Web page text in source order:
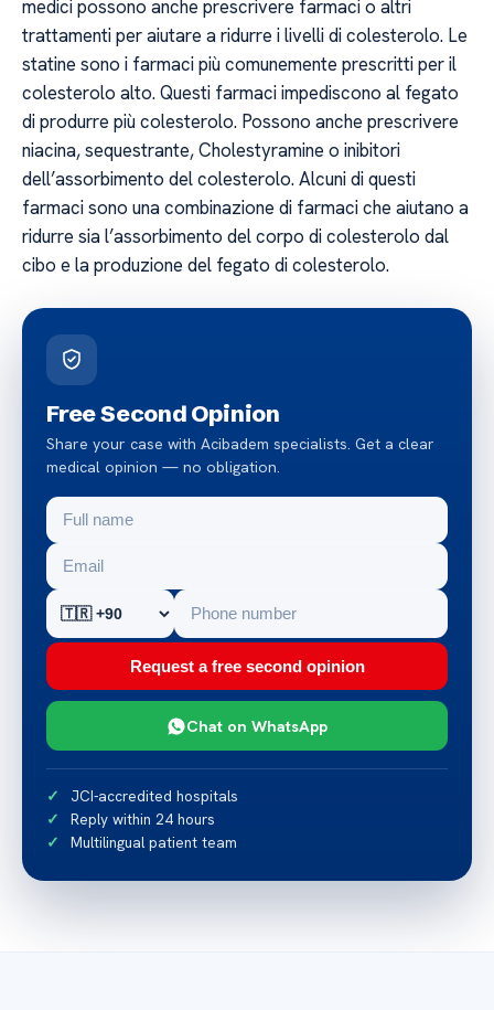
medici possono anche prescrivere farmaci o altri
trattamenti per aiutare a ridurre i livelli di colesterolo. Le
statine sono i farmaci più comunemente prescritti per il
colesterolo alto. Questi farmaci impediscono al fegato
di produrre più colesterolo. Possono anche prescrivere
niacina, sequestrante, Cholestyramine o inibitori
dell’assorbimento del colesterolo. Alcuni di questi
farmaci sono una combinazione di farmaci che aiutano a
ridurre sia l’assorbimento del corpo di colesterolo dal
cibo e la produzione del fegato di colesterolo.
Free Second Opinion
Share your case with Acibadem specialists. Get a clear
medical opinion — no obligation.
Request a free second opinion
Chat on WhatsApp
JCI-accredited hospitals
Reply within 24 hours
Multilingual patient team